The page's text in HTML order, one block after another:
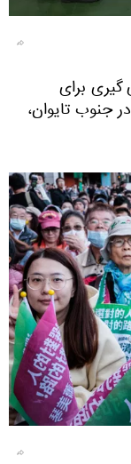
برای
جنوب تایوان،